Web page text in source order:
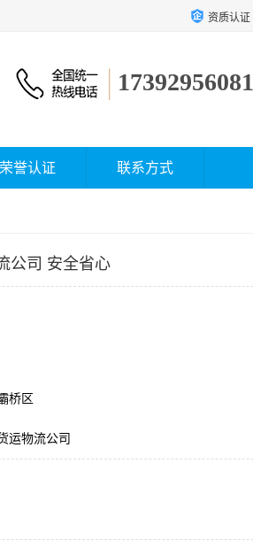
资质认证
17392956081
荣誉认证 联系方式
公司 安全省心
桥区
运物流公司